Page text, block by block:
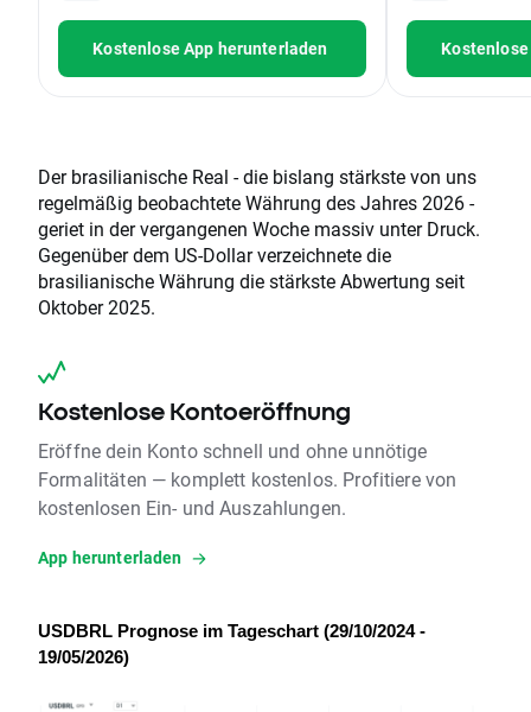
Kostenlose App herunterladen
Der brasilianische Real - die bislang stärkste von uns
regelmäßig beobachtete Währung des Jahres 2026 -
geriet in der vergangenen Woche massiv unter Druck.
Gegenüber dem US-Dollar verzeichnete die
brasilianische Währung die stärkste Abwertung seit
Oktober 2025.
Kostenlose Kontoeröffnung
Eröffne dein Konto schnell und ohne unnötige
Formalitäten — komplett kostenlos. Profitiere von
kostenlosen Ein- und Auszahlungen.
App herunterladen
USDBRL Prognose im Tageschart (29/10/2024 -
19/05/2026)